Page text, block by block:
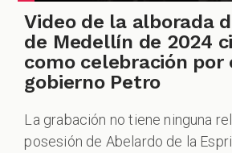
Video de la alborada
de Medellín de 2024
como celebración por
gobierno Petro
La grabación no tiene ninguna
posesión de Abelardo de la